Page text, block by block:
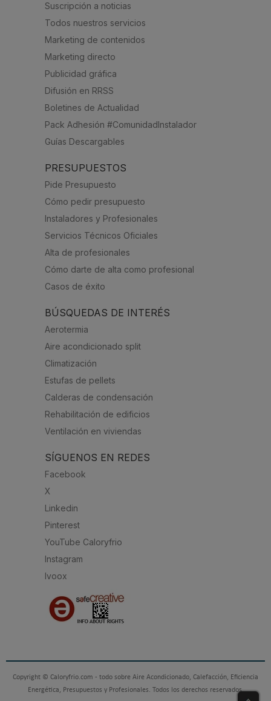
Suscripción a noticias
Todos nuestros servicios
Marketing de contenidos
Marketing directo
Publicidad gráfica
Difusión en RRSS
Boletines de Actualidad
Pack Adhesión #ComunidadInstalador
Guías Descargables
PRESUPUESTOS
Pide Presupuesto
Cómo pedir presupuesto
Instaladores y Profesionales
Servicios Técnicos Oficiales
Alta de profesionales
Cómo darte de alta como profesional
Casos de éxito
BÚSQUEDAS DE INTERÉS
Aerotermia
Aire acondicionado split
Climatización
Estufas de pellets
Calderas de condensación
Rehabilitación de edificios
Ventilación en viviendas
SÍGUENOS EN REDES
Facebook
X
Linkedin
Pinterest
YouTube Caloryfrio
Instagram
Ivoox
Copyright © Caloryfrio.com - todo sobre Aire Acondicionado, Calefacción, Eficiencia
Energética, Presupuestos y Profesionales. Todos los derechos reservados.